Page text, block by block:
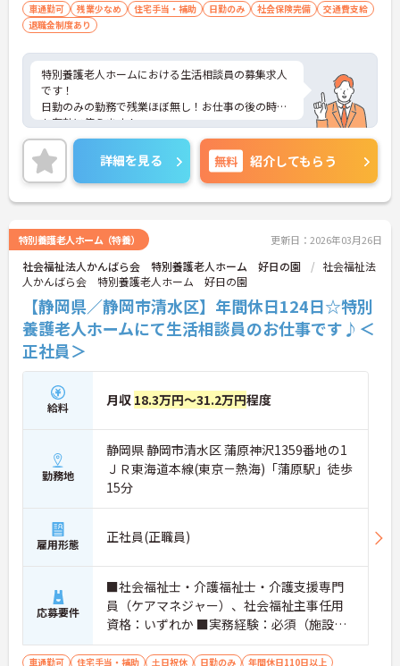
車通勤可 残業少なめ 住宅手当・補助 日勤のみ 社会保険完備
交通費支給
退職金制度あり
特別養護老人ホームにおける生活相談員の募集求人
です！
日勤のみの勤務で残業ほぼ無し！お仕事の後の時間
も有効に使えます！
ご興味ある方には、面接のポイントなど、さらに詳
細をお話致しますのでお気軽にご相談ください。
詳細を見る 無料 紹介してもらう
特別養護老人ホーム（特養） 更新日：2026年03月26日
社会福祉法人かんばら会 特別養護老人ホーム 好日の園
社会福祉法
人かんばら会 特別養護老人ホーム 好日の園
【静岡県／静岡市清水区】年間休日124日☆特別
養護老人ホームにて生活相談員のお仕事です♪＜
正社員＞
給料 月収 18.3万円～31.2万円程度
勤務地
静岡県 静岡市清水区 蒲原神沢1359番地の1
ＪＲ東海道本線(東京－熱海)「蒲原駅」徒歩
15分
雇用形態 正社員(正職員)
応募要件
■社会福祉士・介護福祉士・介護支援専門
員（ケアマネジャー）、社会福祉主事任用
資格：いずれか ■実務経験：必須（施設で
の相談員業務：2年以上）
車通勤可 住宅手当・補助 土日祝休 日勤のみ
年間休日110日以上